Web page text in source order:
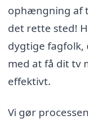
ophængning af
det rette sted!
dygtige
med at få dit tv
effektivt.
Vi gør